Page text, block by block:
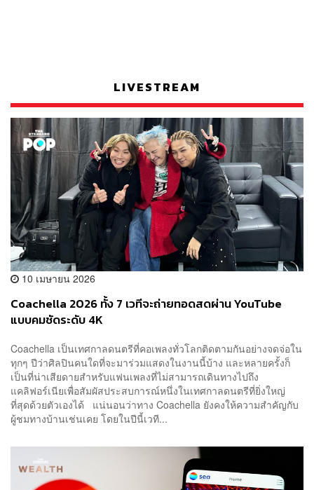
LIVESTREAM
10 เมษายน 2026
Coachella 2026 ทั้ง 7 เวทีจะถ่ายทอดสดผ่าน YouTube
แบบคมชัดระดับ 4K
Coachella เป็นเทศกาลดนตรีที่คอเพลงทั่วโลกติดตามกันอย่างจดจ่อใน
ทุกๆ ปีว่าศิลปินคนใดที่จะมาร่วมแสดงในงานนี้บ้าง และหลายครั้งก็
เป็นที่น่าเสียดายสำหรับแฟนเพลงที่ไม่สามารถเดินทางไปถึง
แคลิฟอร์เนียเพื่อสัมผัสประสบการณ์หนึ่งในเทศกาลดนตรีที่ยิ่งใหญ่
ที่สุดด้วยตัวเองได้ แน่นอนว่าทาง Coachella ยังคงให้ความสำคัญกับ
ผู้ชมทางบ้านเช่นเคย โดยในปีนี้เวที...